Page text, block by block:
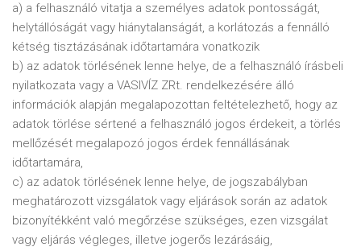
a) a felhasználó vitatja a személyes adatok pontosságát,
helytállóságát vagy hiánytalanságát, a korlátozás a fennálló
kétség tisztázásának időtartamára vonatkozik
b) az adatok törlésének lenne helye, de a felhasználó írásbeli
nyilatkozata vagy a VASIVÍZ ZRt. rendelkezésére álló
információk alapján megalapozottan feltételezhető, hogy az
adatok törlése sértené a felhasználó jogos érdekeit, a törlés
mellőzését megalapozó jogos érdek fennállásának
időtartamára,
c) az adatok törlésének lenne helye, de jogszabályban
meghatározott vizsgálatok vagy eljárások során az adatok
bizonyítékként való megőrzése szükséges, ezen vizsgálat
vagy eljárás végleges, illetve jogerős lezárásáig,